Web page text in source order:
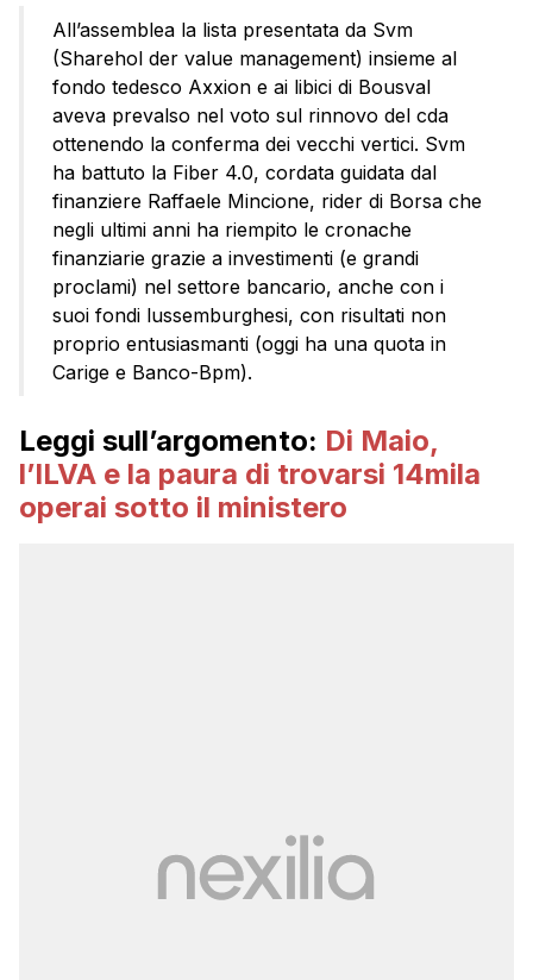
All’assemblea la lista presentata da Svm
(Sharehol der value management) insieme al
fondo tedesco Axxion e ai libici di Bousval
aveva prevalso nel voto sul rinnovo del cda
ottenendo la conferma dei vecchi vertici. Svm
ha battuto la Fiber 4.0, cordata guidata dal
finanziere Raffaele Mincione, rider di Borsa che
negli ultimi anni ha riempito le cronache
finanziarie grazie a investimenti (e grandi
proclami) nel settore bancario, anche con i
suoi fondi lussemburghesi, con risultati non
proprio entusiasmanti (oggi ha una quota in
Carige e Banco-Bpm).
Leggi sull’argomento: Di Maio,
l’ILVA e la paura di trovarsi 14mila
operai sotto il ministero